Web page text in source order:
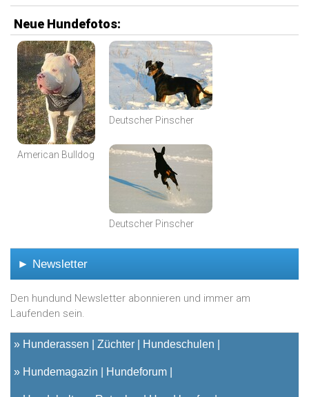
Neue Hundefotos:
American Bulldog
Deutscher Pinscher
Deutscher Pinscher
► Newsletter
Den hundund Newsletter abonnieren und immer am
Laufenden sein.
» Hunderassen Züchter Hundeschulen
» Hundemagazin Hundeforum